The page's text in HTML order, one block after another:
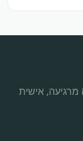
מרגיעה, אישית